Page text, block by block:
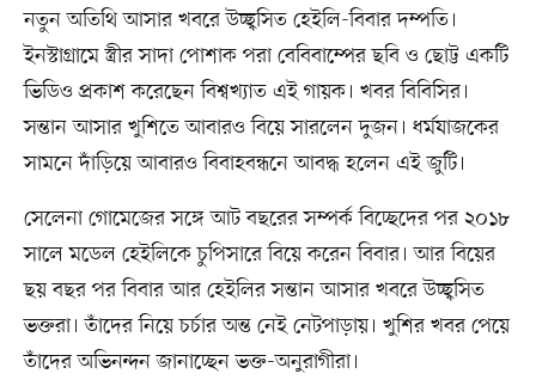
নতুন অতিথি আসার খবরে উচ্ছ্বসিত হেইলি-বিবার দম্পতি।
ইনস্টাগ্রামে স্ত্রীর সাদা পোশাক পরা বেবিবাম্পের ছবি ও ছোট্ট একটি
ভিডিও প্রকাশ করেছেন বিশ্বখ্যাত এই গায়ক। খবর বিবিসির।
সন্তান আসার খুশিতে আবারও বিয়ে সারলেন দুজন। ধর্মযাজকের
সামনে দাঁড়িয়ে আবারও বিবাহবন্ধনে আবদ্ধ হলেন এই জুটি।
সেলেনা গোমেজের সঙ্গে আট বছরের সম্পর্ক বিচ্ছেদের পর ২০১৮
সালে মডেল হেইলিকে চুপিসারে বিয়ে করেন বিবার। আর বিয়ের
ছয় বছর পর বিবার আর হেইলির সন্তান আসার খবরে উচ্ছ্বসিত
ভক্তরা। তাঁদের নিয়ে চর্চার অন্ত নেই নেটপাড়ায়। খুশির খবর পেয়ে
তাঁদের অভিনন্দন জানাচ্ছেন ভক্ত-অনুরাগীরা।